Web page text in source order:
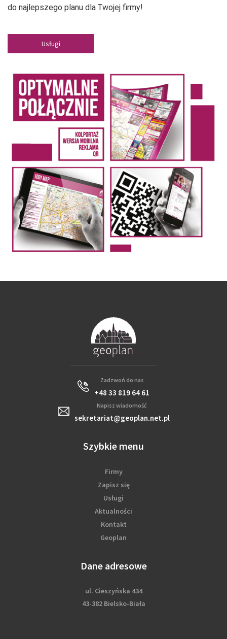
do najlepszego planu dla Twojej firmy!
Usługi
Zadzwoń do nas
+48 33 819 64 61
Napisz wiadomość
sekretariat@geoplan.net.pl
Szybkie menu
Firmy
Zapisz się
Usługi
Aktualności
Kontakt
Geoplan
Dane adresowe
ul. Cieszyńska 434
43-382 Bielsko-Biała